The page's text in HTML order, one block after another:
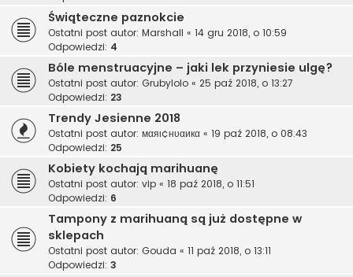
Świąteczne paznokcie
Ostatni post autor: Marshall « 14 gru 2018, o 10:59
Odpowiedzi: 4
Bóle menstruacyjne – jaki lek przyniesie ulgę?
Ostatni post autor: Grubylolo « 25 paź 2018, o 13:27
Odpowiedzi: 23
Trendy Jesienne 2018
Ostatni post autor: мαяι¢нυαикα « 19 paź 2018, o 08:43
Odpowiedzi: 25
Kobiety kochają marihuanę
Ostatni post autor: vip « 18 paź 2018, o 11:51
Odpowiedzi: 6
Tampony z marihuaną są już dostępne w
sklepach
Ostatni post autor: Gouda « 11 paź 2018, o 13:11
Odpowiedzi: 3